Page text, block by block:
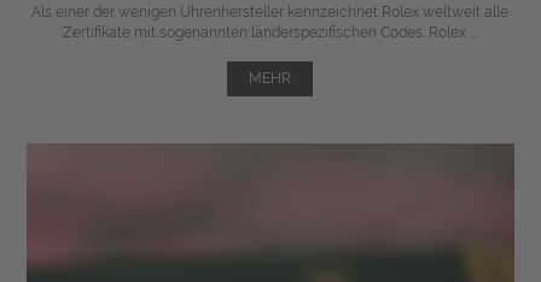
Als einer der wenigen Uhrenhersteller kennzeichnet Rolex weltweit alle
Zertifikate mit sogenannten länderspezifischen Codes. Rolex ...
MEHR